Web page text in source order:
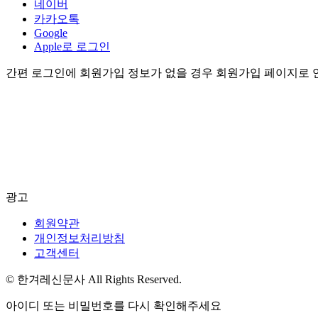
네이버
카카오톡
Google
Apple로 로그인
간편 로그인에 회원가입 정보가 없을 경우 회원가입 페이지로
광고
회원약관
개인정보처리방침
고객센터
© 한겨레신문사 All Rights Reserved.
아이디 또는 비밀번호를 다시 확인해주세요